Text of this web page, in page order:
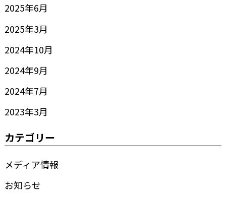
2025年6月
2025年3月
2024年10月
2024年9月
2024年7月
2023年3月
カテゴリー
メディア情報
お知らせ